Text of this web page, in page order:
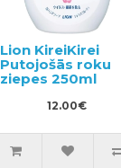
Lion KireiKirei
Putojošās roku
ziepes 250ml
12.00€